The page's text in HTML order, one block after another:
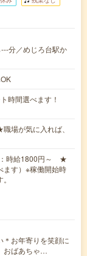
分／めじろ台駅か
時間選べます！
が気に入れば、
時給1800円～ ★
ます）※稼働開始時
＊お年寄りを笑顔に
おばあちゃ…